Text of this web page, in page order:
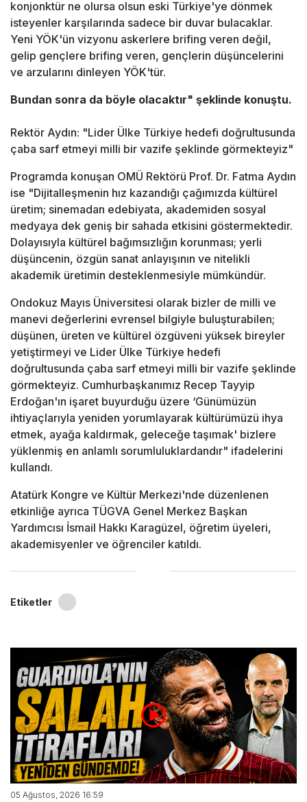
konjonktür ne olursa olsun eski Türkiye'ye dönmek
isteyenler karşılarında sadece bir duvar bulacaklar.
Yeni YÖK'ün vizyonu askerlere brifing veren değil,
gelip gençlere brifing veren, gençlerin düşüncelerini
ve arzularını dinleyen YÖK'tür.
Bundan sonra da böyle olacaktır" şeklinde konuştu.
Rektör Aydın: "Lider Ülke Türkiye hedefi doğrultusunda
çaba sarf etmeyi milli bir vazife şeklinde görmekteyiz"
Programda konuşan OMÜ Rektörü Prof. Dr. Fatma Aydın
ise "Dijitalleşmenin hız kazandığı çağımızda kültürel
üretim; sinemadan edebiyata, akademiden sosyal
medyaya dek geniş bir sahada etkisini göstermektedir.
Dolayısıyla kültürel bağımsızlığın korunması; yerli
düşüncenin, özgün sanat anlayışının ve nitelikli
akademik üretimin desteklenmesiyle mümkündür.
Ondokuz Mayıs Üniversitesi olarak bizler de milli ve
manevi değerlerini evrensel bilgiyle buluşturabilen;
düşünen, üreten ve kültürel özgüveni yüksek bireyler
yetiştirmeyi ve Lider Ülke Türkiye hedefi
doğrultusunda çaba sarf etmeyi milli bir vazife şeklinde
görmekteyiz. Cumhurbaşkanımız Recep Tayyip
Erdoğan'ın işaret buyurduğu üzere ‘Günümüzün
ihtiyaçlarıyla yeniden yorumlayarak kültürümüzü ihya
etmek, ayağa kaldırmak, geleceğe taşımak' bizlere
yüklenmiş en anlamlı sorumluluklardandır" ifadelerini
kullandı.
Atatürk Kongre ve Kültür Merkezi'nde düzenlenen
etkinliğe ayrıca TÜGVA Genel Merkez Başkan
Yardımcısı İsmail Hakkı Karagüzel, öğretim üyeleri,
akademisyenler ve öğrenciler katıldı.
Etiketler
05 Ağustos, 2026 16:59